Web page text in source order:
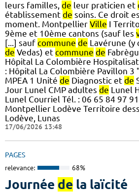
leurs familles, de leur praticien et
établissement de soins. Ce droit
moment. Montpellier Ville I
9ème et 10ème cantons (sauf les
[...] sauf commune de Lavérune (y
de Vedas) et commune de
Hôpital La Colombière
: Hôpital La Colombière Pavillon 3
MPEA 1 Unité de Diagnostic et de
Jour Lunel CMP adultes de Lunel
Lunel Courriel Tél. : 06 65 84 97
Montpellier Lodève Territoire
Lodève, Lunas
17/06/2026 13:48
PAGES
relevance: 68%
Journée de la laïcité